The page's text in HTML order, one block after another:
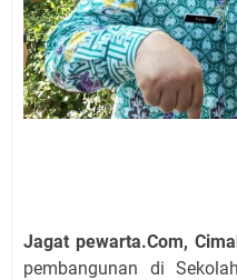
Jagat pewarta.Com,
pembangunan di